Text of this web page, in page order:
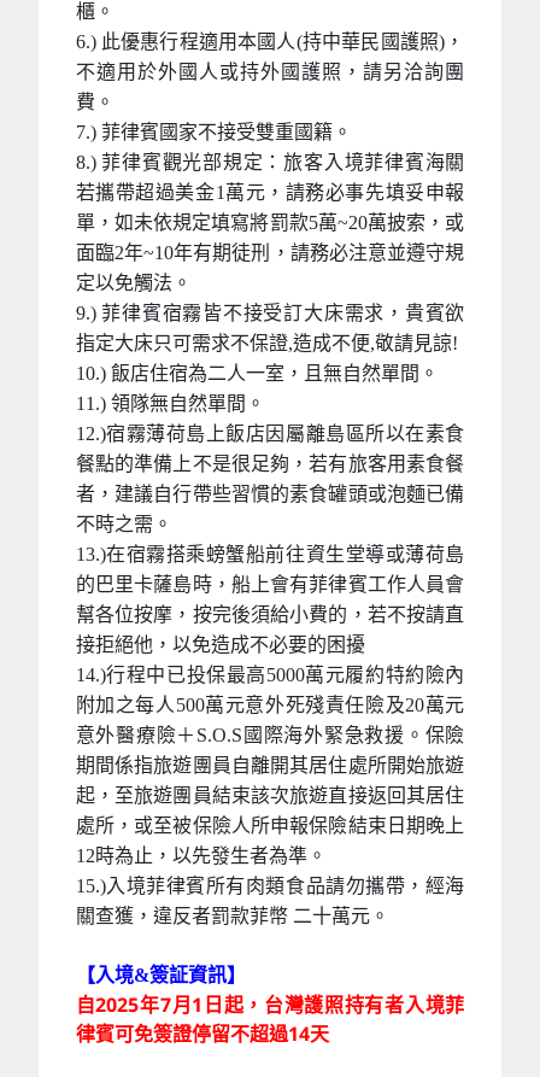
櫃。
6.) 此優惠行程適用本國人(持中華民國護照)，
不適用於外國人或持外國護照，請另洽詢團
費。
7.) 菲律賓國家不接受雙重國籍。
8.) 菲律賓觀光部規定：旅客入境菲律賓海關
若攜帶超過美金1萬元，請務必事先填妥申報
單，如未依規定填寫將罰款5萬~20萬披索，或
面臨2年~10年有期徒刑，請務必注意並遵守規
定以免觸法。
9.) 菲律賓宿霧皆不接受訂大床需求，貴賓欲
指定大床只可需求不保證,造成不便,敬請見諒!
10.) 飯店住宿為二人一室，且無自然單間。
11.) 領隊無自然單間。
12.)宿霧薄荷島上飯店因屬離島區所以在素食
餐點的準備上不是很足夠，若有旅客用素食餐
者，建議自行帶些習慣的素食罐頭或泡麵已備
不時之需。
13.)在宿霧搭乘螃蟹船前往資生堂導或薄荷島
的巴里卡薩島時，船上會有菲律賓工作人員會
幫各位按摩，按完後須給小費的，若不按請直
接拒絕他，以免造成不必要的困擾
14.)行程中已投保最高5000萬元履約特約險內
附加之每人500萬元意外死殘責任險及20萬元
意外醫療險＋S.O.S國際海外緊急救援。保險
期間係指旅遊團員自離開其居住處所開始旅遊
起，至旅遊團員結束該次旅遊直接返回其居住
處所，或至被保險人所申報保險結束日期晚上
12時為止，以先發生者為準。
15.)入境菲律賓所有肉類食品請勿攜帶，經海
關查獲，違反者罰款菲幣 二十萬元。
【入境&簽証資訊】
自2025年7月1日起，台灣護照持有者入境菲
律賓可免簽證停留不超過14天